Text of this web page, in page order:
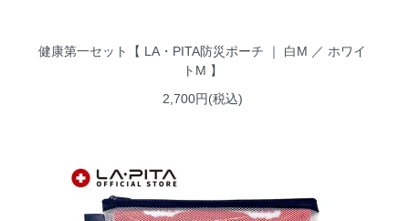
健康第一セット【 LA・PITA防災ポーチ ｜ 白M ／ ホワイ
トM 】
2,700円(税込)